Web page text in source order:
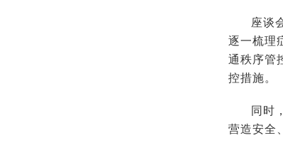
座谈
逐一梳理
通秩序管
控措施。
同时
营造安全